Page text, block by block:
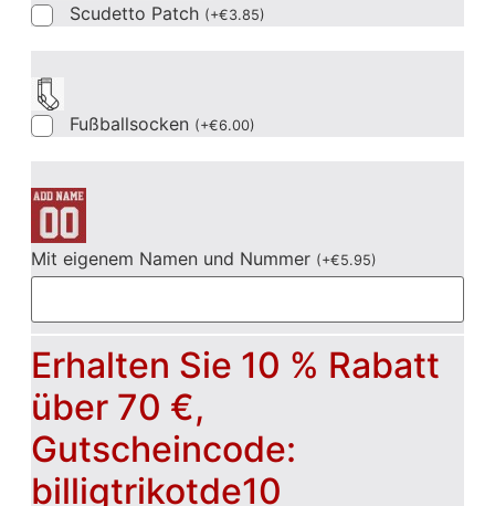
Scudetto Patch (+€3.85)
Fußballsocken (+€6.00)
Mit eigenem Namen und Nummer (+€5.95)
Erhalten Sie 10 % Rabatt
über 70 €,
Gutscheincode:
billigtrikotde10